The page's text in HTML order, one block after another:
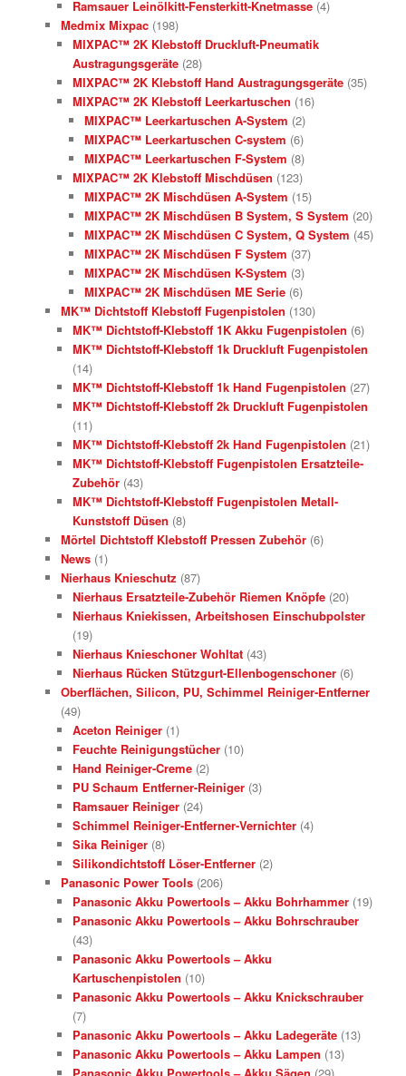
Ramsauer Leinölkitt-Fensterkitt-Knetmasse (4)
Medmix Mixpac (198)
MIXPAC™ 2K Klebstoff Druckluft-Pneumatik
Austragungsgeräte (28)
MIXPAC™ 2K Klebstoff Hand Austragungsgeräte (35)
MIXPAC™ 2K Klebstoff Leerkartuschen (16)
MIXPAC™ Leerkartuschen A-System (2)
MIXPAC™ Leerkartuschen C-system (6)
MIXPAC™ Leerkartuschen F-System (8)
MIXPAC™ 2K Klebstoff Mischdüsen (123)
MIXPAC™ 2K Mischdüsen A-System (15)
MIXPAC™ 2K Mischdüsen B System, S System (20)
MIXPAC™ 2K Mischdüsen C System, Q System (45)
MIXPAC™ 2K Mischdüsen F System (37)
MIXPAC™ 2K Mischdüsen K-System (3)
MIXPAC™ 2K Mischdüsen ME Serie (6)
MK™ Dichtstoff Klebstoff Fugenpistolen (130)
MK™ Dichtstoff-Klebstoff 1K Akku Fugenpistolen (6)
MK™ Dichtstoff-Klebstoff 1k Druckluft Fugenpistolen
(14)
MK™ Dichtstoff-Klebstoff 1k Hand Fugenpistolen (27)
MK™ Dichtstoff-Klebstoff 2k Druckluft Fugenpistolen
(11)
MK™ Dichtstoff-Klebstoff 2k Hand Fugenpistolen (21)
MK™ Dichtstoff-Klebstoff Fugenpistolen Ersatzteile-
Zubehör (43)
MK™ Dichtstoff-Klebstoff Fugenpistolen Metall-
Kunststoff Düsen (8)
Mörtel Dichtstoff Klebstoff Pressen Zubehör (6)
News (1)
Nierhaus Knieschutz (87)
Nierhaus Ersatzteile-Zubehör Riemen Knöpfe (20)
Nierhaus Kniekissen, Arbeitshosen Einschubpolster
(19)
Nierhaus Knieschoner Wohltat (43)
Nierhaus Rücken Stützgurt-Ellenbogenschoner (6)
Oberflächen, Silicon, PU, Schimmel Reiniger-Entferner
(49)
Aceton Reiniger (1)
Feuchte Reinigungstücher (10)
Hand Reiniger-Creme (2)
PU Schaum Entferner-Reiniger (3)
Ramsauer Reiniger (24)
Schimmel Reiniger-Entferner-Vernichter (4)
Sika Reiniger (8)
Silikondichtstoff Löser-Entferner (2)
Panasonic Power Tools (206)
Panasonic Akku Powertools – Akku Bohrhammer (19)
Panasonic Akku Powertools – Akku Bohrschrauber
(43)
Panasonic Akku Powertools – Akku
Kartuschenpistolen (10)
Panasonic Akku Powertools – Akku Knickschrauber
(7)
Panasonic Akku Powertools – Akku Ladegeräte (13)
Panasonic Akku Powertools – Akku Lampen (13)